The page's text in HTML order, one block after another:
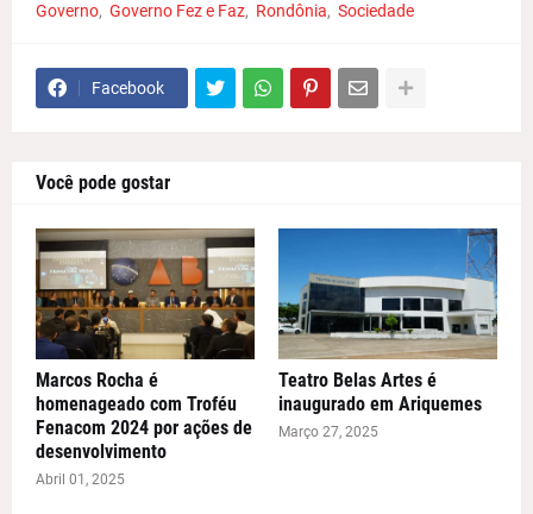
Governo Governo Fez e Faz Rondônia Sociedade
Facebook
Você pode gostar
Marcos Rocha é
homenageado com Troféu
Fenacom 2024 por ações de
desenvolvimento
Abril 01, 2025
Teatro Belas Artes é
inaugurado em Ariquemes
Março 27, 2025